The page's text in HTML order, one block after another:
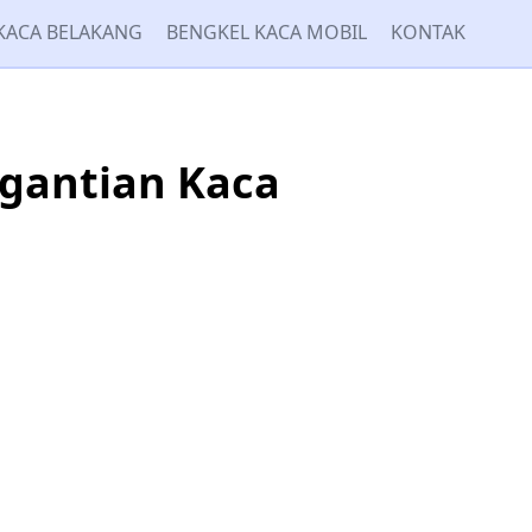
BELAKANG BENGKEL KACA MOBIL KONTAK
Kaca